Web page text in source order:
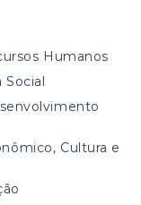
Humanos
Cultura e